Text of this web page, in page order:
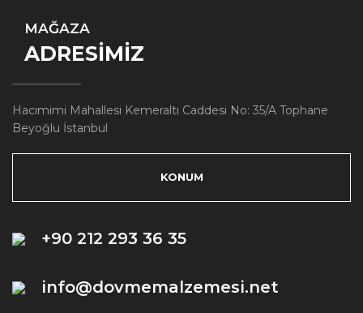
MAĞAZA
ADRESİMİZ
Hacımimi Mahallesi Kemeraltı Caddesi No: 35/A Tophane
Beyoğlu İstanbul
KONUM
+90 212 293 36 35
info@dovmemalzemesi.net